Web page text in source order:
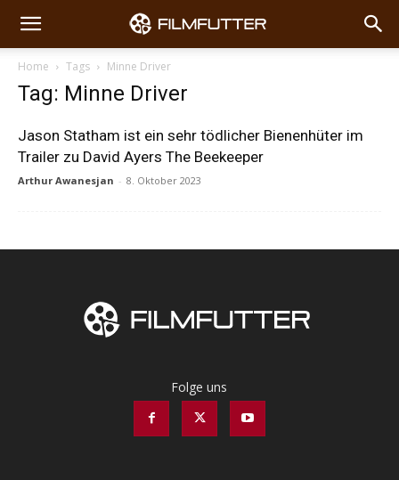
Home Tags Minne Driver
Tag: Minne Driver
Jason Statham ist ein sehr tödlicher Bienenhüter im
Trailer zu David Ayers The Beekeeper
Arthur Awanesjan - 8. Oktober 2023
Folge uns